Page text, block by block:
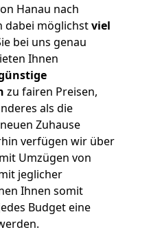
Hanau nach
dabei möglichstviel
bei uns genau
Ihnen
zu fairen Preisen,
als die
Zuhause
verfügen wir über
Umzügen von
jeglicher
Ihnen somit
Budget eine